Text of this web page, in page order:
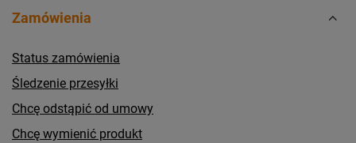
Zamówienia
Status zamówienia
Śledzenie przesyłki
Chcę odstąpić od umowy
Chcę wymienić produkt